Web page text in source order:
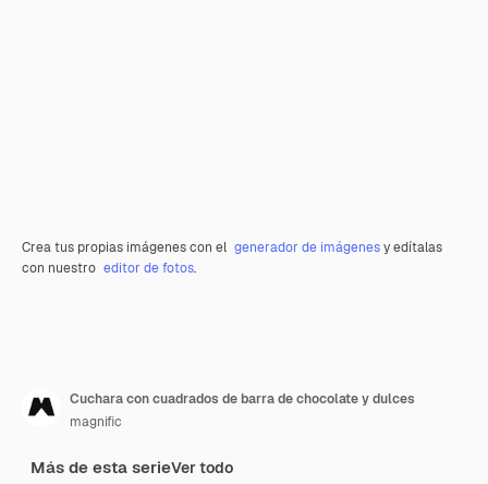
Crea tus propias imágenes con el generador de imágenesy edítalas
con nuestro editor de fotos.
Cuchara con cuadrados de barra de chocolate y dulces
magnific
Más de esta serieVer todo